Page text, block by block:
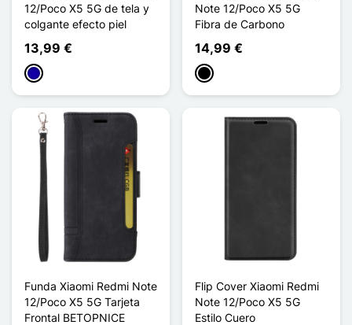
12/Poco X5 5G de tela y
colgante efecto piel
13,99 €
Azul oscuro
Note 12/Poco X5 5G
Fibra de Carbono
14,99 €
Negro
Funda Xiaomi Redmi Note
12/Poco X5 5G Tarjeta
Frontal BETOPNICE
Flip Cover Xiaomi Redmi
Note 12/Poco X5 5G
Estilo Cuero